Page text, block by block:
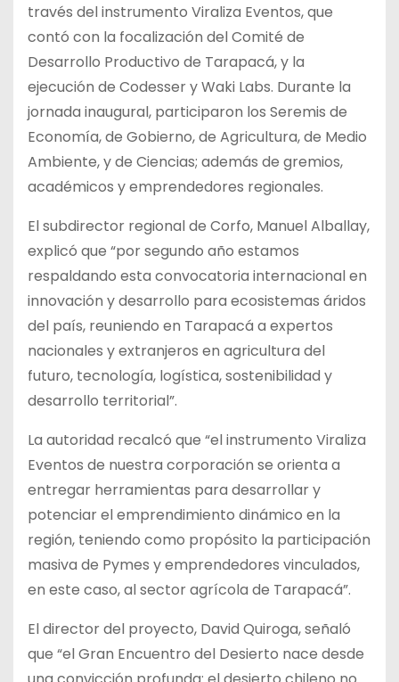
través del instrumento Viraliza Eventos, que
contó con la focalización del Comité de
Desarrollo Productivo de Tarapacá, y la
ejecución de Codesser y Waki Labs. Durante la
jornada inaugural, participaron los Seremis de
Economía, de Gobierno, de Agricultura, de Medio
Ambiente, y de Ciencias; además de gremios,
académicos y emprendedores regionales.
El subdirector regional de Corfo, Manuel Alballay,
explicó que “por segundo año estamos
respaldando esta convocatoria internacional en
innovación y desarrollo para ecosistemas áridos
del país, reuniendo en Tarapacá a expertos
nacionales y extranjeros en agricultura del
futuro, tecnología, logística, sostenibilidad y
desarrollo territorial”.
La autoridad recalcó que “el instrumento Viraliza
Eventos de nuestra corporación se orienta a
entregar herramientas para desarrollar y
potenciar el emprendimiento dinámico en la
región, teniendo como propósito la participación
masiva de Pymes y emprendedores vinculados,
en este caso, al sector agrícola de Tarapacá”.
El director del proyecto, David Quiroga, señaló
que “el Gran Encuentro del Desierto nace desde